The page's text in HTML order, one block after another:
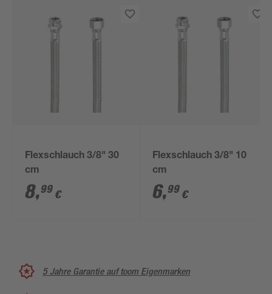
Flexschlauch 3/8" 30
cm
8,99 €
Flexschlauch 3/8" 10
cm
6,99 €
5 Jahre Garantie auf toom Eigenmarken